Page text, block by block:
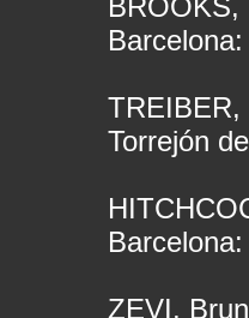
TREIBER,
Torrejón
ZEVI,